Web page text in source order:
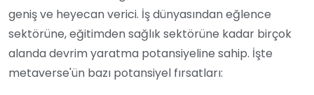
geniş ve heyecan verici. İş dünyasından eğlence
sektörüne, eğitimden sağlık sektörüne kadar birçok
alanda devrim yaratma potansiyeline sahip. İşte
metaverse'ün bazı potansiyel fırsatları: